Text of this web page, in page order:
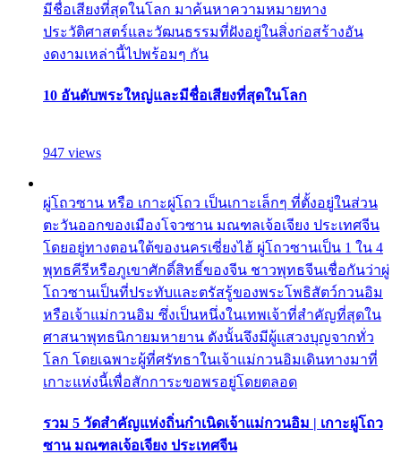
มีชื่อเสียงที่สุดในโลก มาค้นหาความหมายทาง
ประวัติศาสตร์และวัฒนธรรมที่ฝังอยู่ในสิ่งก่อสร้างอัน
งดงามเหล่านี้ไปพร้อมๆ กัน
10 อันดับพระใหญ่และมีชื่อเสียงที่สุดในโลก
947 views
ผู่โถวซาน หรือ เกาะผู่โถว เป็นเกาะเล็กๆ ที่ตั้งอยู่ในส่วน
ตะวันออกของเมืองโจวซาน มณฑลเจ้อเจียง ประเทศจีน
โดยอยู่ทางตอนใต้ของนครเซี่ยงไฮ้ ผู่โถวซานเป็น 1 ใน 4
พุทธคีรีหรือภูเขาศักดิ์สิทธิ์ของจีน ชาวพุทธจีนเชื่อกันว่าผู่
โถวซานเป็นที่ประทับและตรัสรู้ของพระโพธิสัตว์กวนอิม
หรือเจ้าแม่กวนอิม ซึ่งเป็นหนึ่งในเทพเจ้าที่สำคัญที่สุดใน
ศาสนาพุทธนิกายมหายาน ดังนั้นจึงมีผู้แสวงบุญจากทั่ว
โลก โดยเฉพาะผู้ที่ศรัทธาในเจ้าแม่กวนอิมเดินทางมาที่
เกาะแห่งนี้เพื่อสักการะขอพรอยู่โดยตลอด
รวม 5 วัดสำคัญแห่งถิ่นกำเนิดเจ้าแม่กวนอิม | เกาะผู่โถว
ซาน มณฑลเจ้อเจียง ประเทศจีน